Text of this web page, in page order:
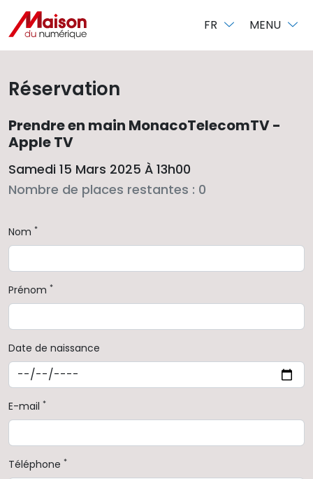
FR MENU
Réservation
Prendre en main MonacoTelecomTV -
Apple TV
Samedi 15 Mars 2025 À 13h00
Nombre de places restantes : 0
Nom *
Prénom *
Date de naissance
E-mail *
Téléphone *